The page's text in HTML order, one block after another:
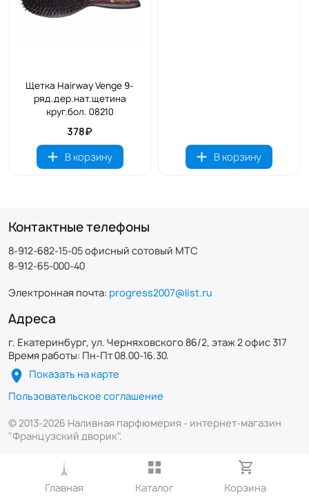
Щетка Hairway Venge 9-
ряд.дер.нат.щетина
круг.бол. 08210
378₽
В корзину
В корзину
Контактные телефоны
8-912-682-15-05 офисный сотовый МТС
8-912-65-000-40
Электронная почта: progress2007@list.ru
Адреса
г. Екатеринбург, ул. Черняховского 86/2, этаж 2 офис 317
Время работы: Пн-Пт 08.00-16.30.
Показать на карте
Пользовательское соглашение
© 2013-2026 Наливная парфюмерия - интернет-магазин
"Французский дворик".
Главная Каталог Корзина